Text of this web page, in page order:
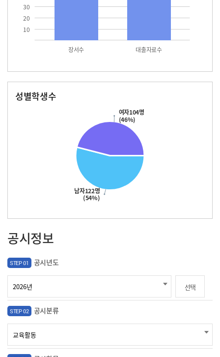
10
20
30
장서수 대출자료수
성별학생수
남자122명
(54%)
여자104명
(46%)
공시정보
STEP 01 공시년도
선택
STEP 02 공시분류